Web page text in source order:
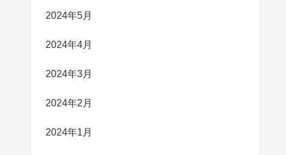
2024年5月
2024年4月
2024年3月
2024年2月
2024年1月